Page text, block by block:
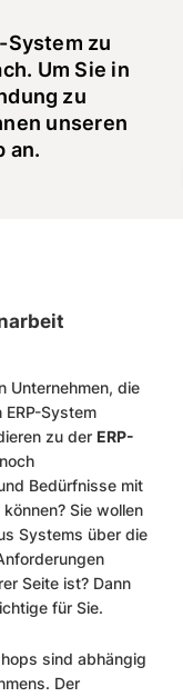
System zu
Um Sie in
zu
unseren
an.
Unternehmen, die
System
zu der ERP-
Bedürfnisse mit
Sie wollen
Systems über die
Seite ist? Dann
für Sie.
sind abhängig
Der